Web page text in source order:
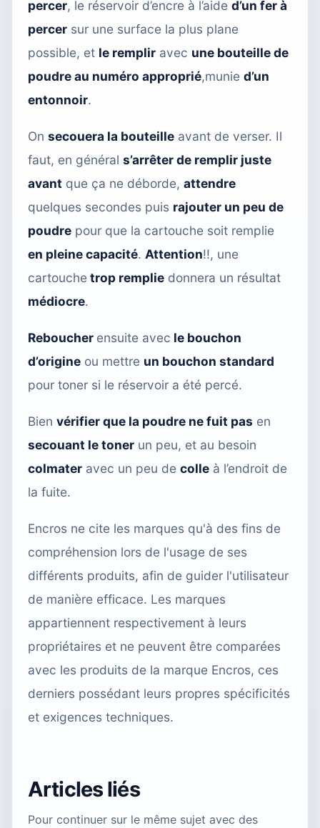
percer, le réservoir d’encre à l’aide d’un fer à
percer sur une surface la plus plane
possible, et le remplir avec une bouteille de
poudre au numéro approprié,munie d’un
entonnoir.
On secouera la bouteille avant de verser. Il
faut, en général s’arrêter de remplir juste
avant que ça ne déborde, attendre
quelques secondes puis rajouter un peu de
poudre pour que la cartouche soit remplie
en pleine capacité. Attention!!, une
cartouche trop remplie donnera un résultat
médiocre.
Reboucher ensuite avec le bouchon
d’origine ou mettre un bouchon standard
pour toner si le réservoir a été percé.
Bien vérifier que la poudre ne fuit pas en
secouant le toner un peu, et au besoin
colmater avec un peu de colle à l’endroit de
la fuite.
Encros ne cite les marques qu'à des fins de
compréhension lors de l'usage de ses
différents produits, afin de guider l'utilisateur
de manière efficace. Les marques
appartiennent respectivement à leurs
propriétaires et ne peuvent être comparées
avec les produits de la marque Encros, ces
derniers possédant leurs propres spécificités
et exigences techniques.
Articles liés
Pour continuer sur le même sujet avec des